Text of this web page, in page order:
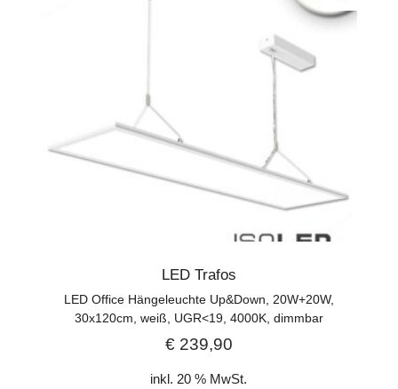
LED Trafos
LED Office Hängeleuchte Up&Down, 20W+20W,
30x120cm, weiß, UGR<19, 4000K, dimmbar
€239,90
inkl. 20 % MwSt.